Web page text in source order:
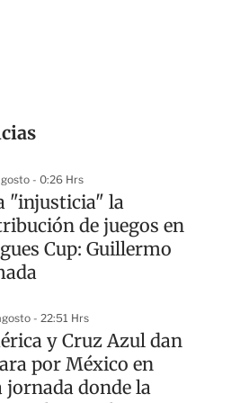
- 0:26 Hrs
"injusticia" la
de juegos en
Cup: Guillermo
- 22:51 Hrs
y Cruz Azul dan
por México en
jornada donde la